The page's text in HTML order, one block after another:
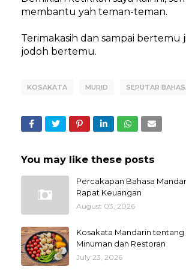
membantu yah teman-teman.
Terimakasih dan sampai bertemu
jodoh bertemu.
KOSAKATA MURID SEPUTAR
You may like these posts
Percakapan Bahasa
Rapat Keuangan
August 03, 2026
Kosakata Mandarin tentang
Minuman dan Restoran
July 23, 2026